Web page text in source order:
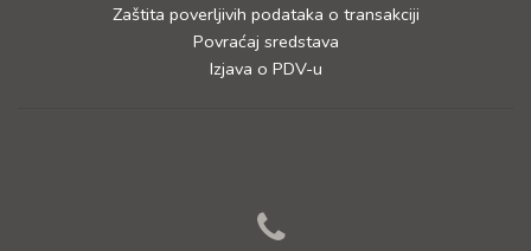
Zaštita poverljivih podataka o transakciji
Povraćaj sredstava
Izjava o PDV-u